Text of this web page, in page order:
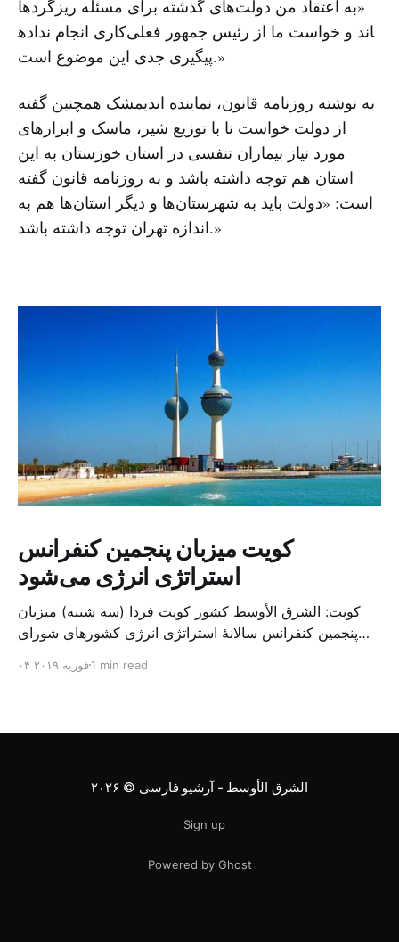
«به اعتقاد من دولت‌های گذشته برای مسئله ریزگردها
کاری انجام نداده‎اند و خواست ما از رئیس جمهور فعلی
پیگیری جدی این موضوع است.»
به نوشته روزنامه قانون، نماینده اندیمشک همچنین گفته
از دولت خواست تا با توزیع شیر، ماسک و ابزارهای
مورد نیاز بیماران تنفسی در استان خوزستان به این
استان هم توجه داشته باشد و به روزنامه قانون گفته
است: «دولت باید به شهرستان‌ها و دیگر استان‌ها هم به
اندازه تهران توجه داشته باشد.»
کویت میزبان پنجمین کنفرانس
استراتژی انرژی می‌شود
کویت: الشرق الأوسط کشور کویت فردا (سه شنبه) میزبان
پنجمین کنفرانس سالانهٔ استراتژی انرژی کشورهای شورای
متخصص از شرکت‌های جهانی نفت و گاز در این کنفرانس
۰۴ فوریه ۲۰۱۹1 min read
الشرق الأوسط - آرشیو فارسی © ۲۰۲۶
Sign up
Powered by Ghost